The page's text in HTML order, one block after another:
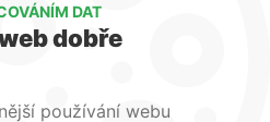
DAT
dobře
používání webu